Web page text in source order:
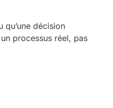
qu’une décision
processus réel, pas